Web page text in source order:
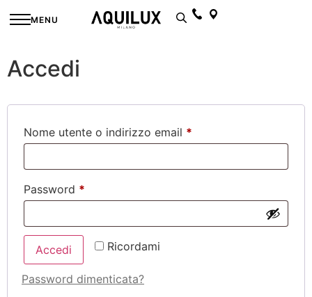
Il mio account
Accedi
Nome utente o indirizzo email *
Password *
Ricordami
Accedi
Password dimenticata?
MENU